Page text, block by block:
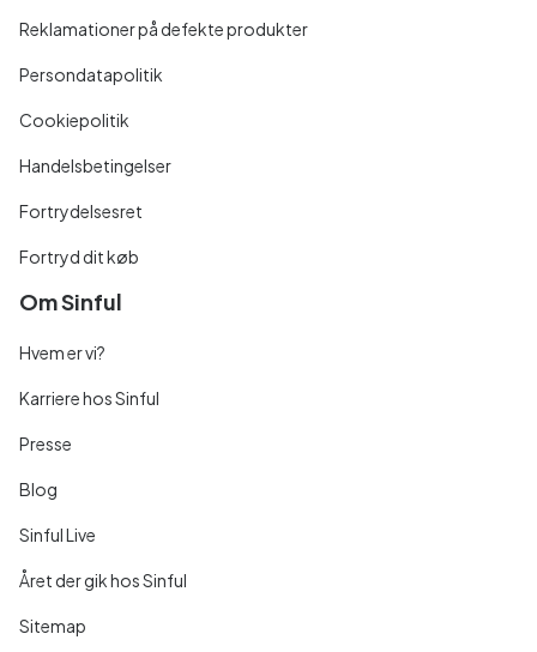
Reklamationer på defekte produkter
Persondatapolitik
Cookiepolitik
Handelsbetingelser
Fortrydelsesret
Fortryd dit køb
Om Sinful
Hvem er vi?
Karriere hos Sinful
Presse
Blog
Sinful Live
Året der gik hos Sinful
Sitemap